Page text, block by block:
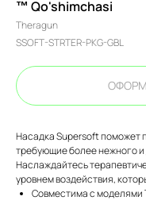
™ Qo'shimchasi
Theragun
SSOFT-STRTER-PKG-GBL
Насадка Supersoft поможет
требующие более нежного и
Наслаждайтесь
уровнем воздействия,
Совместима с моделями